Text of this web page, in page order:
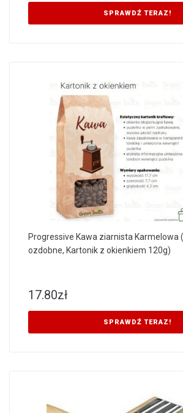
SPRAWDŹ TERAZ!
Progressive Kawa ziarnista Karmelowa
ozdobne, Kartonik z okienkiem 120g)
17.80zł
SPRAWDŹ TERAZ!